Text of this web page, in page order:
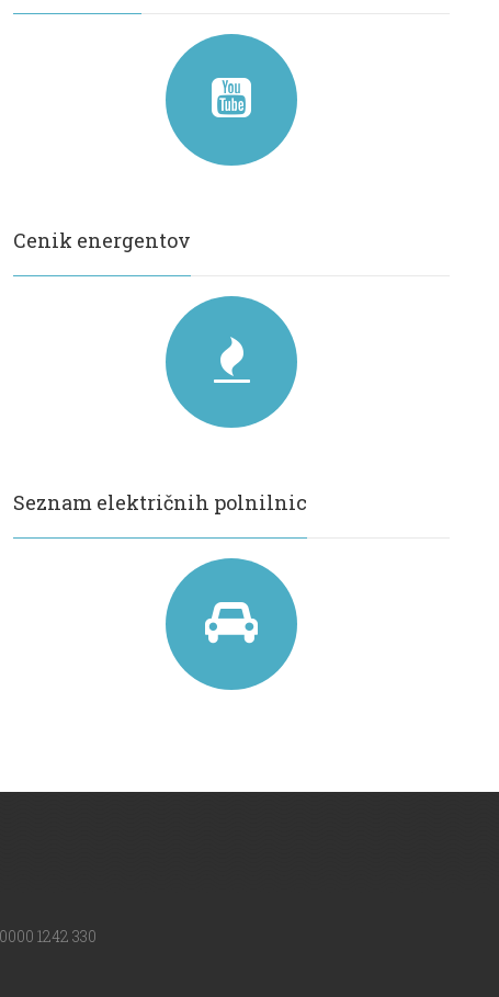
Cenik energentov
Seznam električnih polnilnic
1242 330